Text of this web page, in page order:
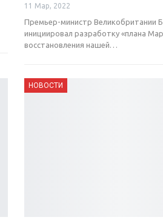
11 Мар, 2022
Премьер-министр Великобритании
инициировал разработку «плана
восстановления нашей…
НОВОСТИ